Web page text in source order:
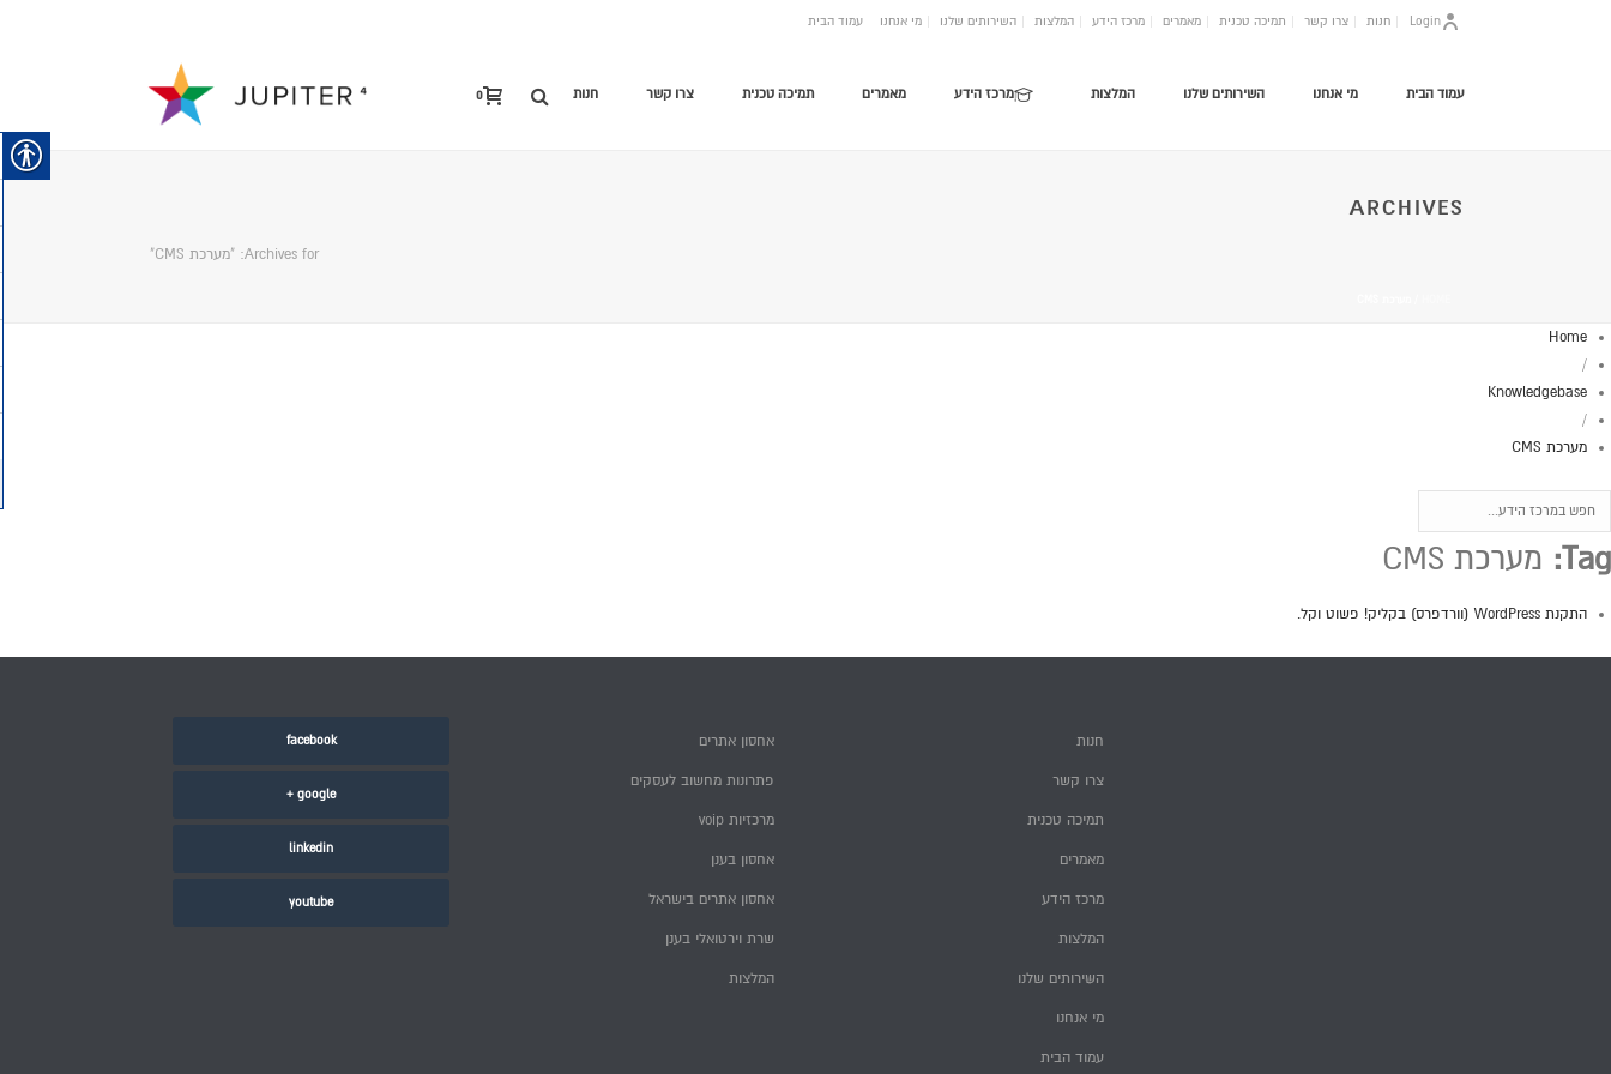
חנות צרו קשר תמיכה טכנית מאמרים מרכז הידע המלצות השירותים שלנו מי אנחנו עמוד הבית Login
חנות צרו קשר תמיכה טכנית מאמרים מרכז הידע המלצות השירותים שלנו מי אנחנו עמוד הבית 0
ARCHIVES
Archives for: "מערכת CMS"
Home
/
Knowledgebase
/
מערכת CMS
Tag: מערכת CMS
התקנת WordPress (וורדפרס) בקליק! פשוט וקל.
facebook
google +
linkedin
youtube
אחסון אתרים
פתרונות מחשוב לעסקים
מרכזיות voip
אחסון בענן
אחסון אתרים בישראל
שרת וירטואלי בענן
המלצות
חנות
צרו קשר
תמיכה טכנית
מאמרים
מרכז הידע
המלצות
השירותים שלנו
מי אנחנו
עמוד הבית